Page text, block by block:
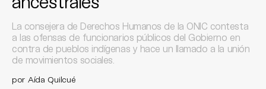
La consejera de Derechos Humanos de la ONIC contesta
a las ofensas de funcionarios públicos del Gobierno en
contra de pueblos indígenas y hace un llamado a la unión
de movimientos sociales.
por Aída Quilcué